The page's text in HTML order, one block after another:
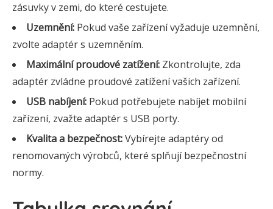
zásuvky v zemi, do které cestujete.
Uzemnění: Pokud vaše zařízení vyžaduje uzemnění,
zvolte adaptér s uzemněním.
Maximální proudové zatížení: Zkontrolujte, zda
adaptér zvládne proudové zatížení vašich zařízení.
USB nabíjení: Pokud potřebujete nabíjet mobilní
zařízení, zvažte adaptér s USB porty.
Kvalita a bezpečnost:Vybírejte adaptéry od
renomovaných výrobců, které splňují bezpečnostní
normy.